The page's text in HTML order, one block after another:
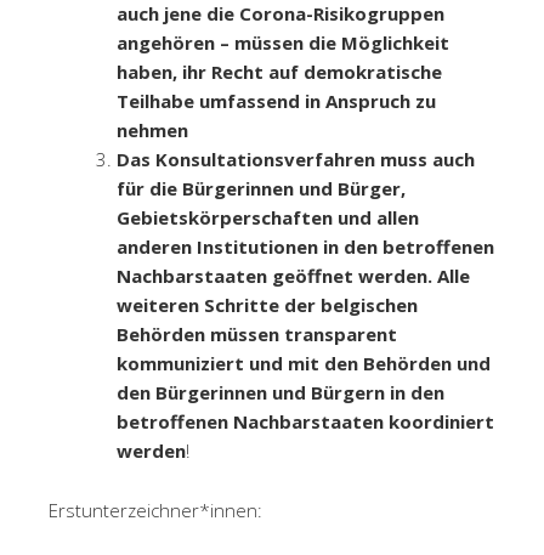
auch jene die Corona-Risikogruppen
angehören – müssen die Möglichkeit
haben, ihr Recht auf demokratische
Teilhabe umfassend in Anspruch zu
nehmen
Das Konsultationsverfahren muss auch
für die Bürgerinnen und Bürger,
Gebietskörperschaften und allen
anderen Institutionen in den betroffenen
Nachbarstaaten geöffnet werden. Alle
weiteren Schritte der belgischen
Behörden müssen transparent
kommuniziert und mit den Behörden und
den Bürgerinnen und Bürgern in den
betroffenen Nachbarstaaten koordiniert
werden!
Erstunterzeichner*innen: